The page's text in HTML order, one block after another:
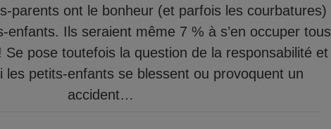
parents ont le bonheur (et parfois les courbatures)
enfants. Ils seraient même 7 % à s’en occuper tous
Se pose toutefois la question de la responsabilité et
les petits-enfants se blessent ou provoquent un
accident…